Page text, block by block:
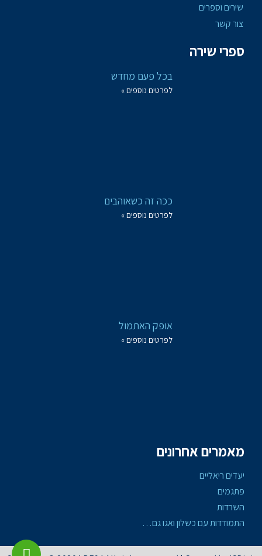
שירים וספרים
צור קשר
ספרי שירה
בכל פעם מחדש
לפרטים נוספים »
ככה זה כשאוהבים
לפרטים נוספים »
אופק האתמול
לפרטים נוספים »
מאמרים אחרונים
יעדים ריאליים
פתגמים
השרדות
התמודדות עם כשלון ואגו גם…